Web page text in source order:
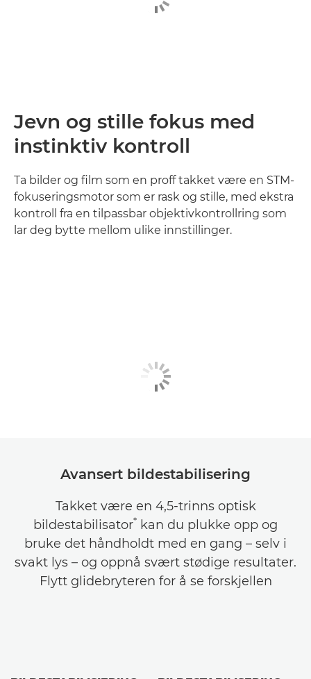
Jevn og stille fokus med
instinktiv kontroll
Ta bilder og film som en proff takket være en STM-
fokuseringsmotor som er rask og stille, med ekstra
kontroll fra en tilpassbar objektivkontrollring som
lar deg bytte mellom ulike innstillinger.
Avansert bildestabilisering
Takket være en 4,5-trinns optisk
bildestabilisator* kan du plukke opp og
bruke det håndholdt med en gang – selv i
svakt lys – og oppnå svært stødige resultater.
Flytt glidebryteren for å se forskjellen